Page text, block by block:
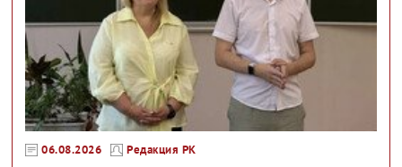
06.08.2026 Редакция РК